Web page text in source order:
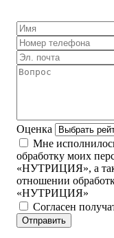
Оценка
Мне
обработку моих
«НУТРИЦИЯ», а
отношении
«НУТРИЦИЯ»
Согласен
Отправить